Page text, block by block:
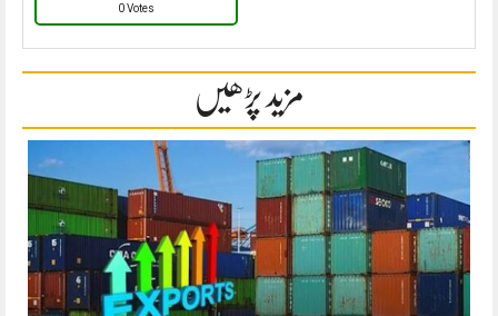
0 Votes
مزید پڑھیں